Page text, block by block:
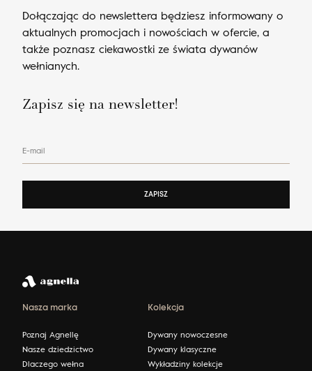
Dołączając do newslettera będziesz informowany o
aktualnych promocjach i nowościach w ofercie, a
także poznasz ciekawostki ze świata dywanów
wełnianych.
Zapisz się na newsletter!
E-mail
ZAPISZ
Nasza marka
Poznaj Agnellę
Nasze dziedzictwo
Dlaczego wełna
Kolekcja
Dywany nowoczesne
Dywany klasyczne
Wykładziny kolekcje